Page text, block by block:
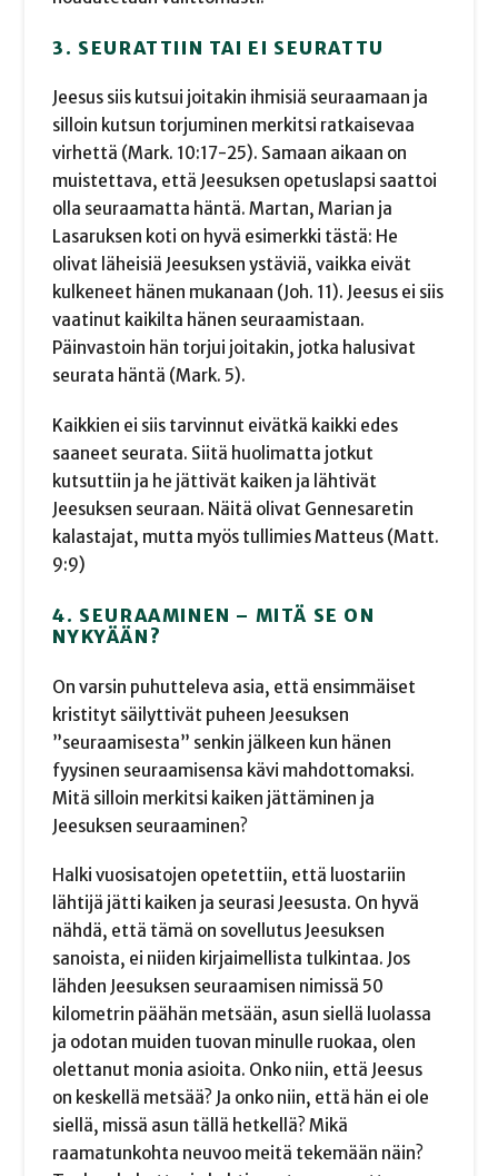
3. SEURATTIIN TAI EI SEURATTU
Jeesus siis kutsui joitakin ihmisiä seuraamaan ja
silloin kutsun torjuminen merkitsi ratkaisevaa
virhettä (Mark. 10:17-25). Samaan aikaan on
muistettava, että Jeesuksen opetuslapsi saattoi
olla seuraamatta häntä. Martan, Marian ja
Lasaruksen koti on hyvä esimerkki tästä: He
olivat läheisiä Jeesuksen ystäviä, vaikka eivät
kulkeneet hänen mukanaan (Joh. 11). Jeesus ei siis
vaatinut kaikilta hänen seuraamistaan.
Päinvastoin hän torjui joitakin, jotka halusivat
seurata häntä (Mark. 5).
Kaikkien ei siis tarvinnut eivätkä kaikki edes
saaneet seurata. Siitä huolimatta jotkut
kutsuttiin ja he jättivät kaiken ja lähtivät
Jeesuksen seuraan. Näitä olivat Gennesaretin
kalastajat, mutta myös tullimies Matteus (Matt.
9:9)
4. SEURAAMINEN – MITÄ SE ON
NYKYÄÄN?
On varsin puhutteleva asia, että ensimmäiset
kristityt säilyttivät puheen Jeesuksen
”seuraamisesta” senkin jälkeen kun hänen
fyysinen seuraamisensa kävi mahdottomaksi.
Mitä silloin merkitsi kaiken jättäminen ja
Jeesuksen seuraaminen?
Halki vuosisatojen opetettiin, että luostariin
lähtijä jätti kaiken ja seurasi Jeesusta. On hyvä
nähdä, että tämä on sovellutus Jeesuksen
sanoista, ei niiden kirjaimellista tulkintaa. Jos
lähden Jeesuksen seuraamisen nimissä 50
kilometrin päähän metsään, asun siellä luolassa
ja odotan muiden tuovan minulle ruokaa, olen
olettanut monia asioita. Onko niin, että Jeesus
on keskellä metsää? Ja onko niin, että hän ei ole
siellä, missä asun tällä hetkellä? Mikä
raamatunkohta neuvoo meitä tekemään näin?